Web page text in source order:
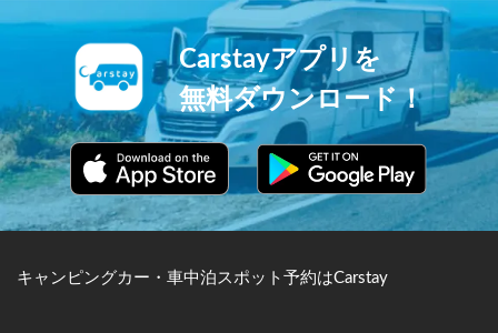
Carstayアプリを
無料ダウンロード！
キャンピングカー・車中泊スポット予約はCarstay